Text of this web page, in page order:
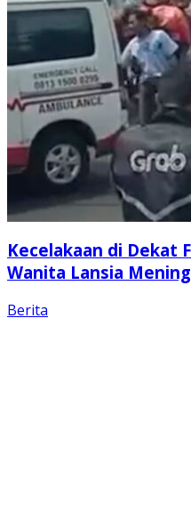
Kecelakaan di Dekat
Wanita Lansia
Berita